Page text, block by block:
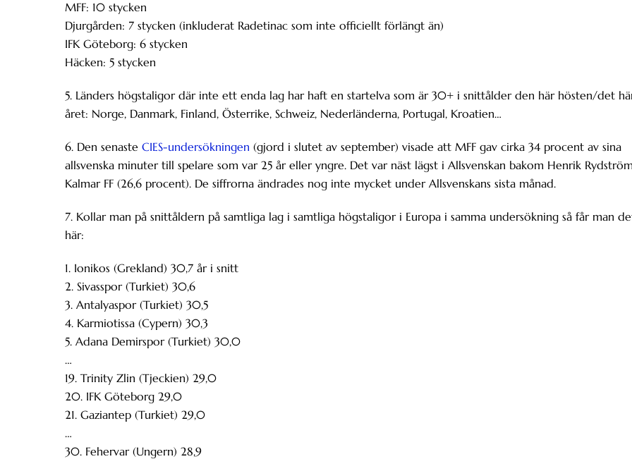
MFF: 10 stycken
Djurgården: 7 stycken (inkluderat Radetinac som inte officiellt förlängt än)
IFK Göteborg: 6 stycken
Häcken: 5 stycken
5. Länders högstaligor där inte ett enda lag har haft en startelva som är 30+ i snittålder den här hösten/det
året: Norge, Danmark, Finland, Österrike, Schweiz, Nederländerna, Portugal, Kroatien…
6. Den senaste CIES-undersökningen (gjord i slutet av september) visade att MFF gav cirka 34 procent av sina
allsvenska minuter till spelare som var 25 år eller yngre. Det var näst lägst i Allsvenskan bakom Henrik
Kalmar FF (26,6 procent). De siffrorna ändrades nog inte mycket under Allsvenskans sista månad.
7. Kollar man på snittåldern på samtliga lag i samtliga högstaligor i Europa i samma undersökning så får man
här:
1. Ionikos (Grekland) 30,7 år i snitt
2. Sivasspor (Turkiet) 30,6
3. Antalyaspor (Turkiet) 30,5
4. Karmiotissa (Cypern) 30,3
5. Adana Demirspor (Turkiet) 30,0
…
19. Trinity Zlin (Tjeckien) 29,0
20. IFK Göteborg 29,0
21. Gaziantep (Turkiet) 29,0
…
30. Fehervar (Ungern) 28,9